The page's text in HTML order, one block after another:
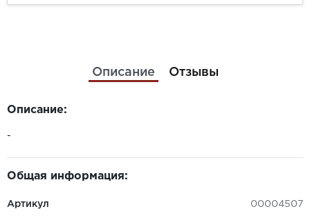
Описание Отзывы
Описание:
-
Общая информация:
Артикул 00004507